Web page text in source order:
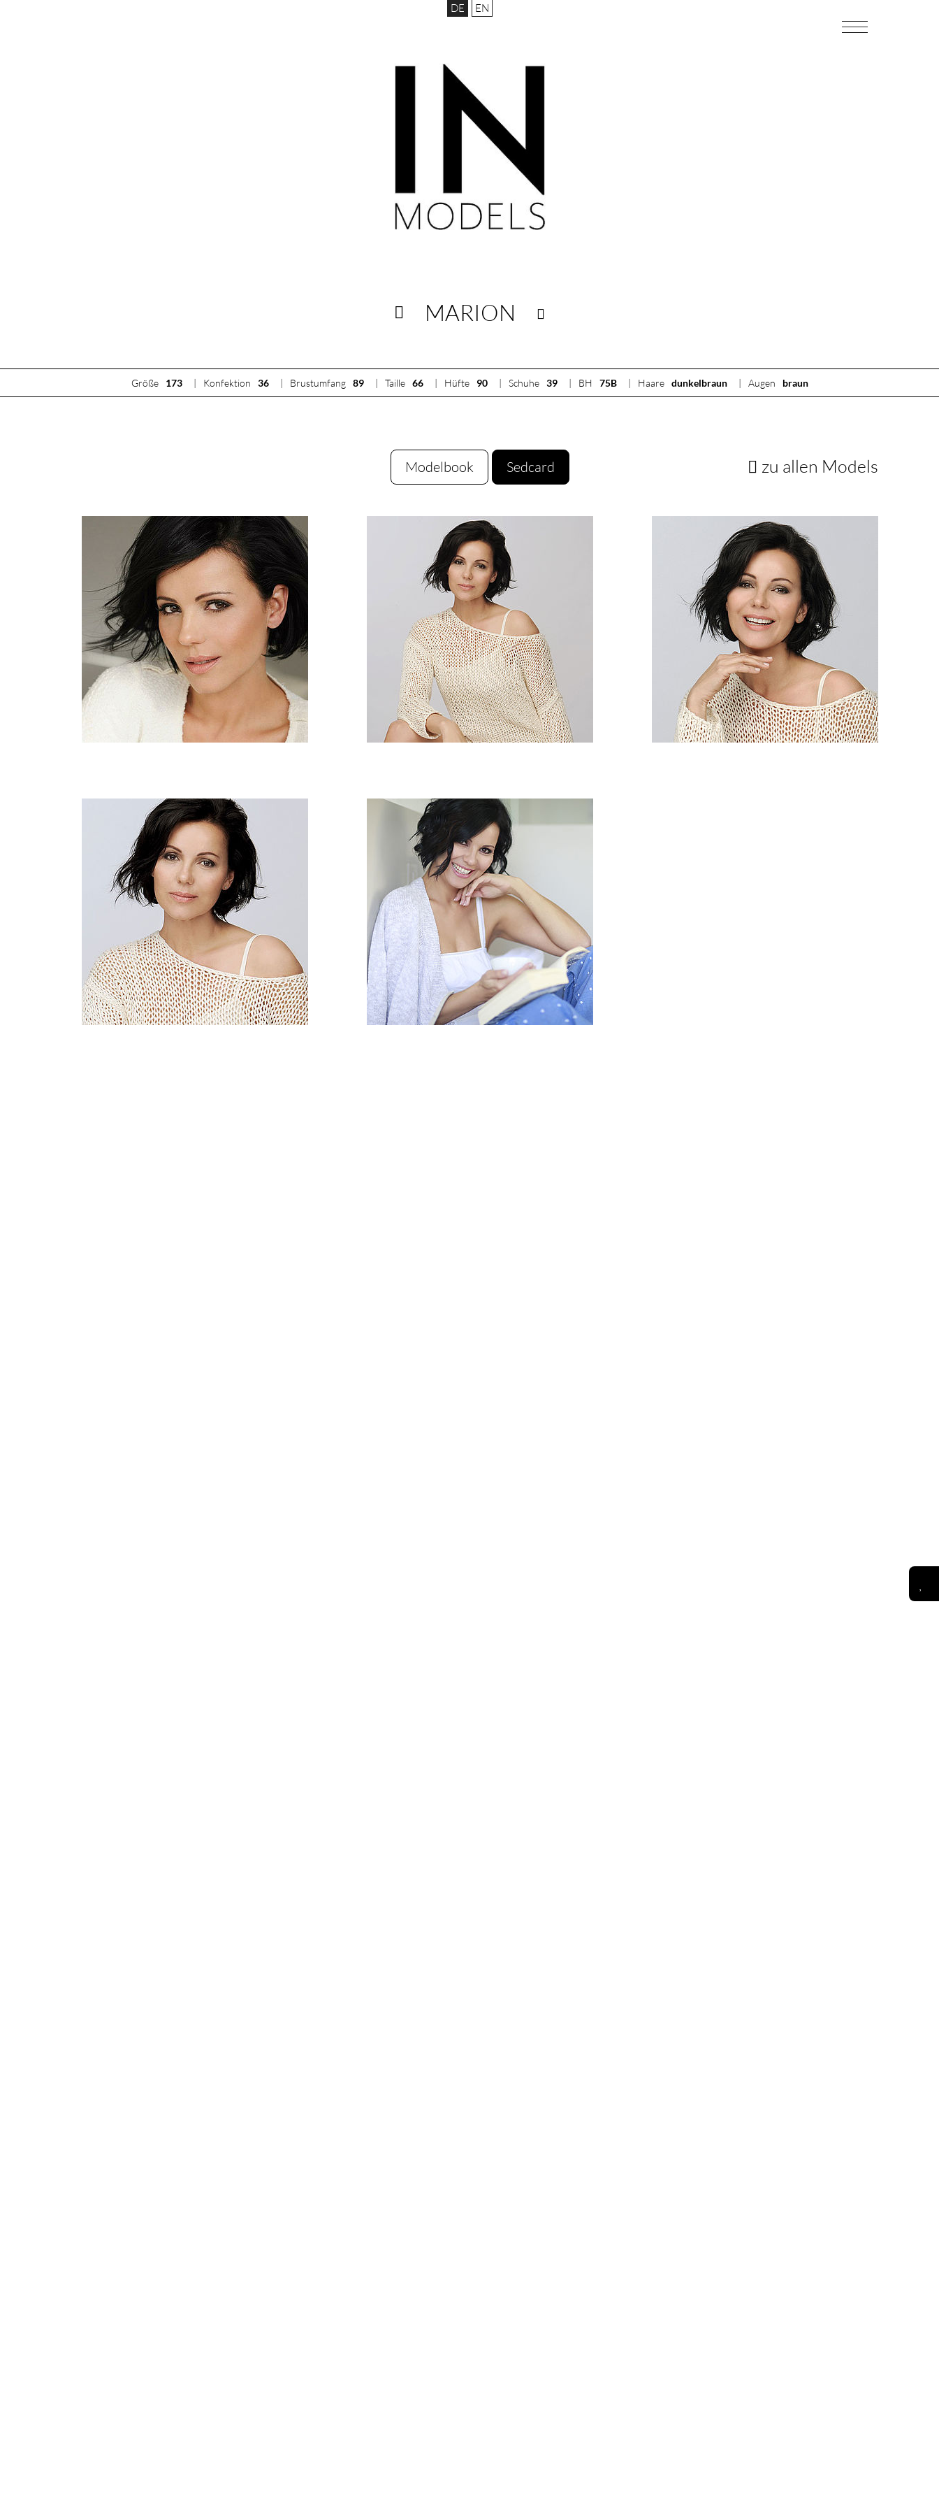
DE EN
MARION
Größe 173 Konfektion 36 Brustumfang 89 Taille 66 Hüfte 90 Schuhe 39 BH 75B Haare dunkelbraun Augen braun
zu allen Models
Modelbook Sedcard